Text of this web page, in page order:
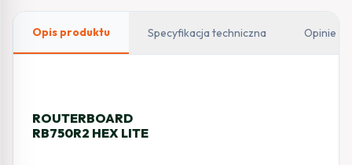
Opis produktu Specyfikacja techniczna Opinie
ROUTERBOARD
RB750R2 HEX LITE